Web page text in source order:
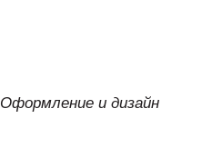
Оформление и дизайн